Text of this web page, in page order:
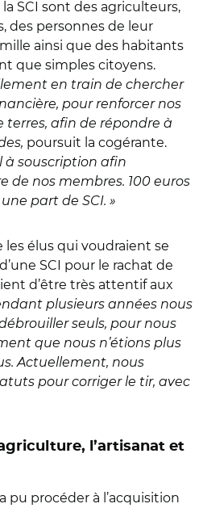
SCI sont des agriculteurs,
des personnes de leur
ainsi que des habitants
que simples citoyens.
en train de chercher
pour renforcer nos
afin de répondre à
poursuit la cogérante.
à souscription afin
de nos membres. 100 euros
part de SCI. »
élus qui voudraient se
SCI pour le rachat de
d’être très attentif aux
plusieurs années nous
seuls, pour nous
que nous n’étions plus
Actuellement, nous
pour corriger le tir, avec
l’artisanat et
pu procéder à l’acquisition